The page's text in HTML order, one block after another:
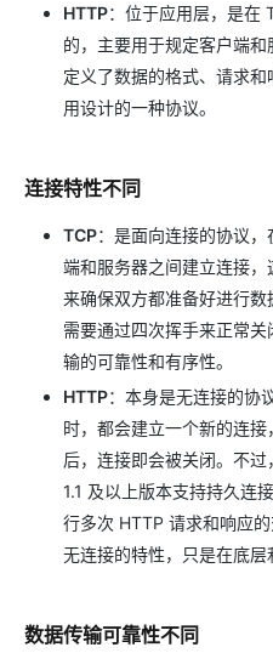
HTTP：位于应用层，是在
的，主要用于规定客户端和
定义了数据的格式、请求
用设计的一种协议。
连接特性不同
TCP：是面向连接的协议
端和服务器之间建立连接
来确保双方都准备好进行
需要通过四次挥手来正常
输的可靠性和有序性。
HTTP：本身是无连接的协
时，都会建立一个新的连
后，连接即会被关闭。不
1.1 及以上版本支持持久连
行多次 HTTP 请求和响应
无连接的特性，只是在底层
数据传输可靠性不同